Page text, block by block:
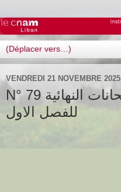
VENDREDI 21 NOVEMBRE 2025
N° 79 تحديد موعد الامتحانات النهائية
للفصل الاول